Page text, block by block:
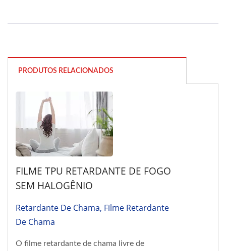
PRODUTOS RELACIONADOS
FILME TPU RETARDANTE DE FOGO
SEM HALOGÊNIO
Retardante De Chama, Filme Retardante
De Chama
O filme retardante de chama livre de